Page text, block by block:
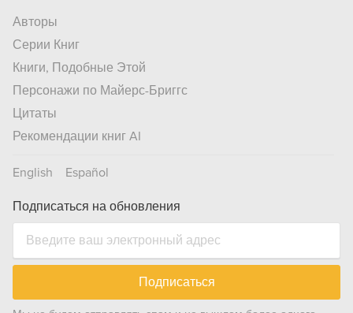
Авторы
Серии Книг
Книги, Подобные Этой
Персонажи по Майерс-Бриггс
Цитаты
Рекомендации книг AI
English Español
Подписаться на обновления
Подписаться